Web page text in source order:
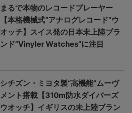
まるで本物のレコードプレーヤー
【本格機械式“アナログレコード”ウ
オッチ】スイス発の日本未上陸ブラ
ンド“Vinyler Watches”に注目
シチズン・ミヨタ製“高機能”ムーヴ
メント搭載【310m防水ダイバーズ
ウオッチ】イギリスの未上陸ブラン